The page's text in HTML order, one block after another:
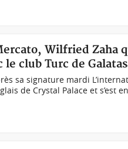
Wilfried Zaha
le club Turc de
sa signature mardi
de Crystal Palace et s’est